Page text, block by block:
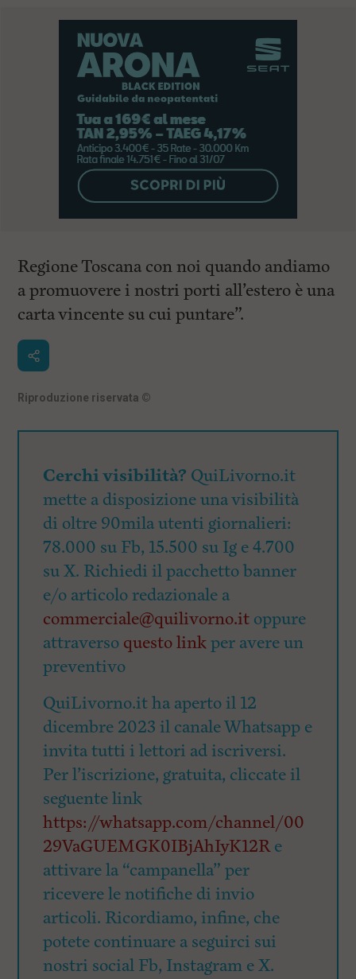
Regione Toscana con noi quando andiamo
a promuovere i nostri porti all’estero è una
carta vincente su cui puntare”.
Riproduzione riservata ©
Cerchi visibilità? QuiLivorno.it
mette a disposizione una visibilità
di oltre 90mila utenti giornalieri:
78.000 su Fb, 15.500 su Ig e 4.700
su X. Richiedi il pacchetto banner
e/o articolo redazionale a
commerciale@quilivorno.it oppure
attraverso questo linkper avere un
preventivo
QuiLivorno.it ha aperto il 12
dicembre 2023 il canale Whatsapp e
invita tutti i lettori ad iscriversi.
Per l’iscrizione, gratuita, cliccate il
seguente link
https://whatsapp.com/channel/00
29VaGUEMGK0IBjAhIyK12Re
attivare la “campanella” per
ricevere le notifiche di invio
articoli. Ricordiamo, infine, che
potete continuare a seguirci sui
nostri social Fb, Instagram e X.